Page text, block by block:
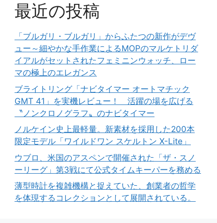
最近の投稿
「ブルガリ・ブルガリ」からふたつの新作がデヴ
ュー～細やかな手作業によるMOPのマルケトリダ
イアルがセットされたフェミニンウォッチ、ロー
マの極上のエレガンス
ブライトリング「ナビタイマー オートマチック
GMT 41」を実機レビュー！ 活躍の場を広げる
〝ノンクロノグラフ〟のナビタイマー
ノルケイン史上最軽量。新素材を採用した200本
限定モデル「ワイルドワン スケルトン X-Lite」
ウブロ、米国のアスペンで開催された「ザ・スノ
ーリーグ」第3戦にて公式タイムキーパーを務める
薄型時計を複雑機構と捉えていた、創業者の哲学
を体現するコレクションとして展開されている。